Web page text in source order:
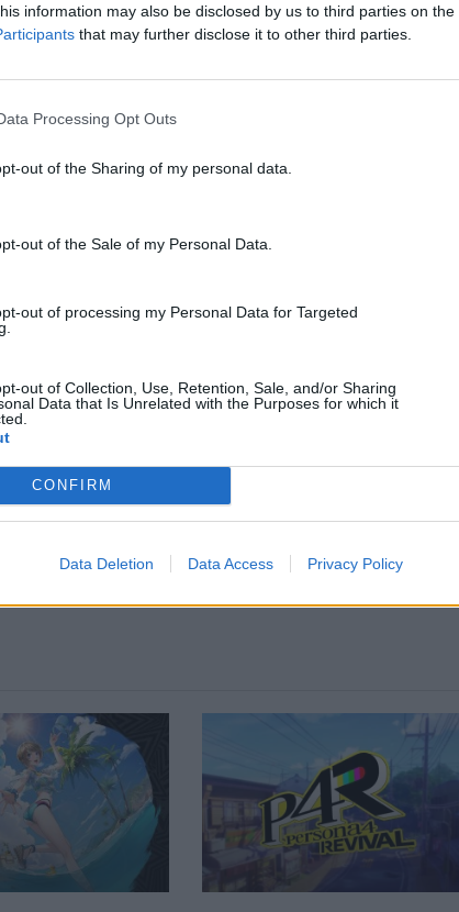
information may also be disclosed by us to third parties on the
that may further disclose it to other third parties.
Processing Opt Outs
out of the Sharing of my personal data.
out of the Sale of my Personal Data.
out of processing my Personal Data for Targeted
out of Collection, Use, Retention, Sale, and/or Sharing
Data that Is Unrelated with the Purposes for which it
CONFIRM
Data Deletion Data Access Privacy Policy